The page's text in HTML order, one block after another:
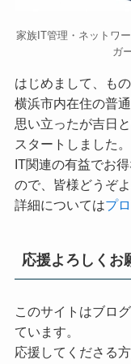
家族IT管理・ネットワ
ガ
はじめまして、も
横浜市内在住の普
思い立ったが吉日
スタートしました。
IT関連の有益でお
ので、皆様どうぞ
詳細についてはプ
応援よろしくお
このサイトはブロ
ています。
応援してくださる